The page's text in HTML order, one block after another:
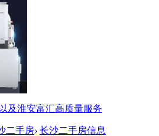
及淮安富汇高质量服务
二手房› 长沙二手房信息